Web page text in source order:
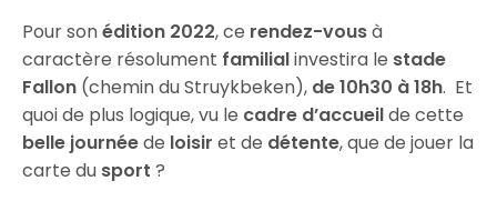
Pour sonédition 2022, ce rendez-vousà
caractère résolument familialinvestira le stade
Fallon (chemin du Struykbeken), de 10h30 à 18h. Et
quoi de plus logique, vu le cadre d’accueilde cette
belle journéede loisir et de détente, que de jouer la
carte du sport ?